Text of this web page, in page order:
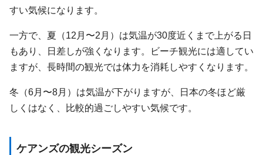
すい気候になります。
一方で、夏（12月〜2月）は気温が30度近くまで上がる日
もあり、日差しが強くなります。ビーチ観光には適してい
ますが、長時間の観光では体力を消耗しやすくなります。
冬（6月〜8月）は気温が下がりますが、日本の冬ほど厳
しくはなく、比較的過ごしやすい気候です。
ケアンズの観光シーズン